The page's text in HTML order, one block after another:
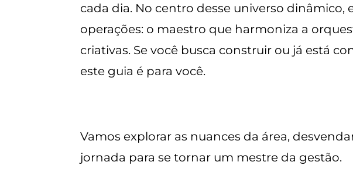
cada dia. No centro desse universo
operações: o maestro que harmoniza a
criativas. Se você busca construir ou já está
este guia é para você.
Vamos explorar as nuances da área,
jornada para se tornar um mestre da gestão.